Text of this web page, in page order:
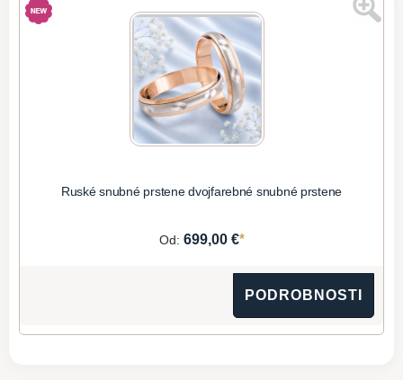
Ruské snubné prstene dvojfarebné snubné prstene
Od: 699,00 €*
PODROBNOSTI